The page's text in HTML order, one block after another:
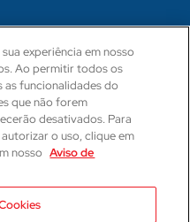
experiência em nosso
Ao permitir todos os
as funcionalidades do
que não forem
desativados. Para
o uso, clique em
nosso Aviso de